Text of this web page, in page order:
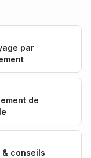
par
de
& conseils